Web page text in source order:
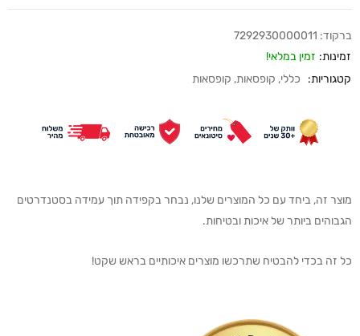
ברקוד: 7292930000011
זמינות: זמין במלאי!
קטגוריות:
כללי, קופסאות, קופסאות
מוצר זה, ביחד עם כל המוצרים שלנו, נבחר בקפידה תוך עמידה בסטנדרטים
הגבוהים ביותר של איכות ובטיחות.
כל זה בכדי להבטיח שתרכשו מוצרים איכותיים בראש שקט!